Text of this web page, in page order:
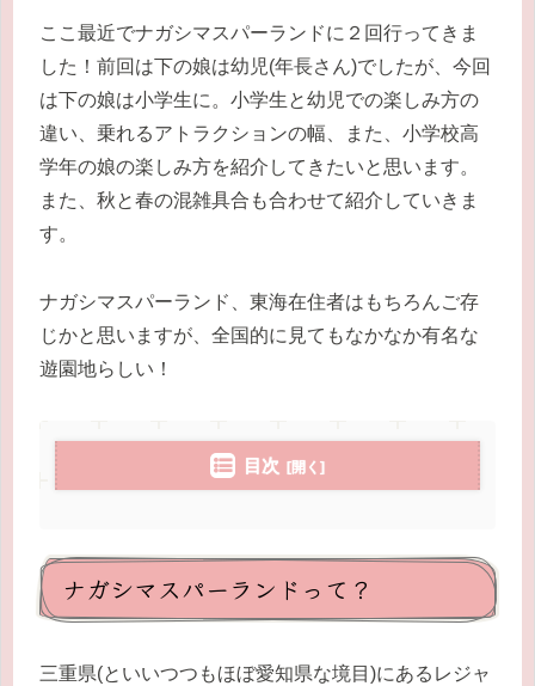
ここ最近でナガシマスパーランドに２回行ってきま
した！前回は下の娘は幼児(年長さん)でしたが、今回
は下の娘は小学生に。小学生と幼児での楽しみ方の
違い、乗れるアトラクションの幅、また、小学校高
学年の娘の楽しみ方を紹介してきたいと思います。
また、秋と春の混雑具合も合わせて紹介していきま
す。
ナガシマスパーランド、東海在住者はもちろんご存
じかと思いますが、全国的に見てもなかなか有名な
遊園地らしい！
目次
ナガシマスパーランドって？
三重県(といいつつもほぼ愛知県な境目)にあるレジャ